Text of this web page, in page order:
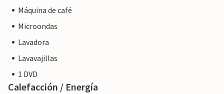
Máquina de café
Microondas
Lavadora
Lavavajillas
1 DVD
Calefacción / Energía